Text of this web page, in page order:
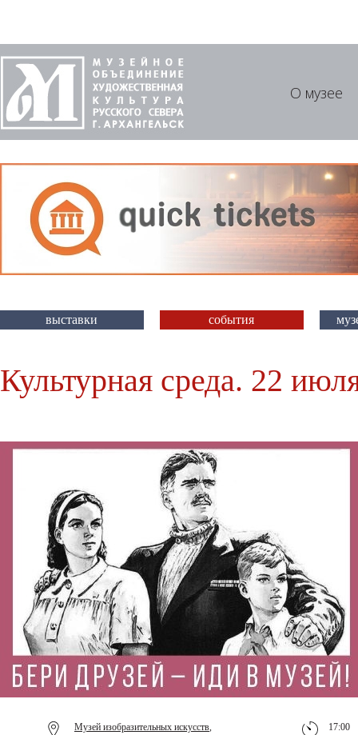
О музее
выставки события
Культурная среда. 22
Музей изобразительных искусств,
17:00